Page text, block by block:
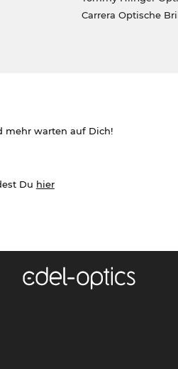
Carrera Optische
mehr warten auf Dich!
Du hier